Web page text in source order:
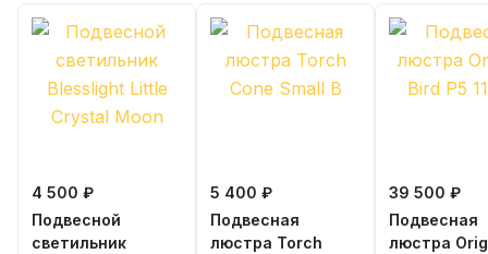
4 500 ₽
Подвесной
светильник
5 400 ₽
Подвесная
люстра Torch
39 500 ₽
Подвесная
люстра